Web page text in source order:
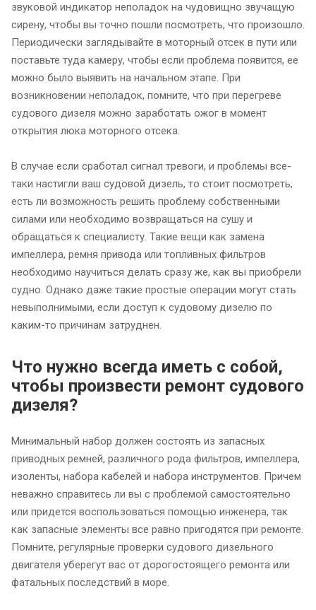
звуковой индикатор неполадок на чудовищно звучащую
сирену, чтобы вы точно пошли посмотреть, что произошло.
Периодически заглядывайте в моторный отсек в пути или
поставьте туда камеру, чтобы если проблема появится, ее
можно было выявить на начальном этапе. При
возникновении неполадок, помните, что при перегреве
судового дизеля можно заработать ожог в момент
открытия люка моторного отсека.
В случае если сработал сигнал тревоги, и проблемы все-
таки настигли ваш судовой дизель, то стоит посмотреть,
есть ли возможность решить проблему собственными
силами или необходимо возвращаться на сушу и
обращаться к специалисту. Такие вещи как замена
импеллера, ремня привода или топливных фильтров
необходимо научиться делать сразу же, как вы приобрели
судно. Однако даже такие простые операции могут стать
невыполнимыми, если доступ к судовому дизелю по
каким-то причинам затруднен.
Что нужно всегда иметь с собой,
чтобы произвести ремонт судового
дизеля?
Минимальный набор должен состоять из запасных
приводных ремней, различного рода фильтров, импеллера,
изоленты, набора кабелей и набора инструментов. Причем
неважно справитесь ли вы с проблемой самостоятельно
или придется воспользоваться помощью инженера, так
как запасные элементы все равно пригодятся при ремонте.
Помните, регулярные проверки судового дизельного
двигателя уберегут вас от дорогостоящего ремонта или
фатальных последствий в море.